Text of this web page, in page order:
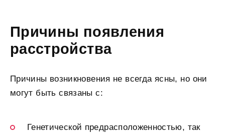
Причины появления
расстройства
Причины возникновения не всегда ясны, но они
могут быть связаны с:
Генетической предрасположенностью, так